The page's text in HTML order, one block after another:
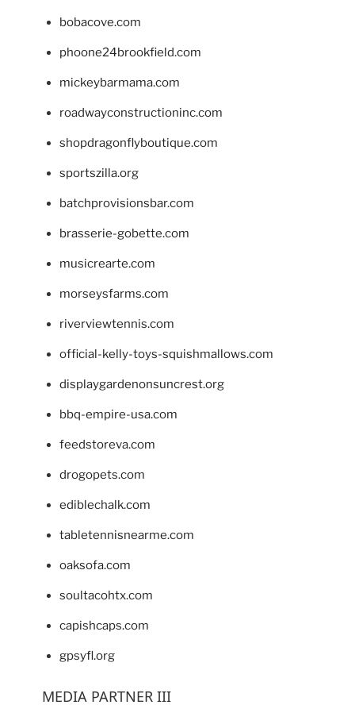
bobacove.com
phoone24brookfield.com
mickeybarmama.com
roadwayconstructioninc.com
shopdragonflyboutique.com
sportszilla.org
batchprovisionsbar.com
brasserie-gobette.com
musicrearte.com
morseysfarms.com
riverviewtennis.com
official-kelly-toys-squishmallows.com
displaygardenonsuncrest.org
bbq-empire-usa.com
feedstoreva.com
drogopets.com
ediblechalk.com
tabletennisnearme.com
oaksofa.com
soultacohtx.com
capishcaps.com
gpsyfl.org
MEDIA PARTNER III